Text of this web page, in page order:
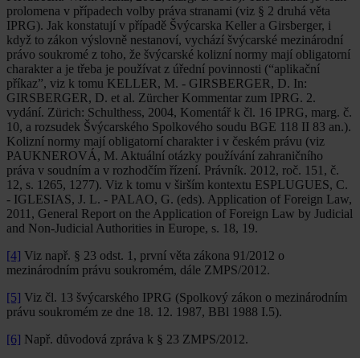
prolomena v případech volby práva stranami (viz § 2 druhá věta
IPRG). Jak konstatují v případě Švýcarska Keller a Girsberger, i
když to zákon výslovně nestanoví, vychází švýcarské mezinárodní
právo soukromé z toho, že švýcarské kolizní normy mají obligatorní
charakter a je třeba je používat z úřední povinnosti (“aplikační
příkaz”, viz k tomu KELLER, M. - GIRSBERGER, D. In:
GIRSBERGER, D. et al. Zürcher Kommentar zum IPRG. 2.
vydání. Zürich: Schulthess, 2004, Komentář k čl. 16 IPRG, marg. č.
10, a rozsudek Švýcarského Spolkového soudu BGE 118 II 83 an.).
Kolizní normy mají obligatorní charakter i v českém právu (viz
PAUKNEROVÁ, M. Aktuální otázky používání zahraničního
práva v soudním a v rozhodčím řízení. Právník. 2012, roč. 151, č.
12, s. 1265, 1277). Viz k tomu v širším kontextu ESPLUGUES, C.
- IGLESIAS, J. L. - PALAO, G. (eds). Application of Foreign Law,
2011, General Report on the Application of Foreign Law by Judicial
and Non-Judicial Authorities in Europe, s. 18, 19.
[4] Viz např. § 23 odst. 1, první věta zákona 91/2012 o
mezinárodním právu soukromém, dále ZMPS/2012.
[5] Viz čl. 13 švýcarského IPRG (Spolkový zákon o mezinárodním
právu soukromém ze dne 18. 12. 1987, BBl 1988 I.5).
[6] Např. důvodová zpráva k § 23 ZMPS/2012.